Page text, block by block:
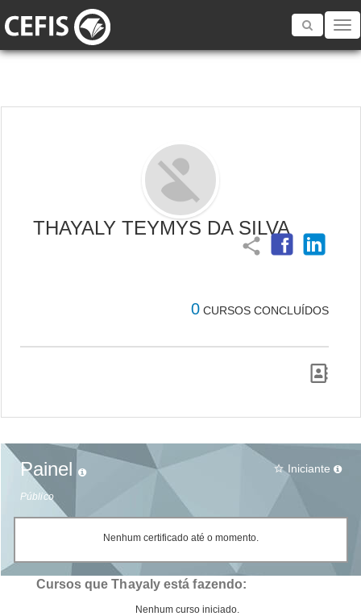
Toggle
THAYALY TEYMYS DA SILVA
share
0 CURSOS CONCLUÍDOS
Painel
Público
star_border Iniciante
Nenhum certificado até o momento.
Cursos que Thayaly está fazendo:
Nenhum curso iniciado.